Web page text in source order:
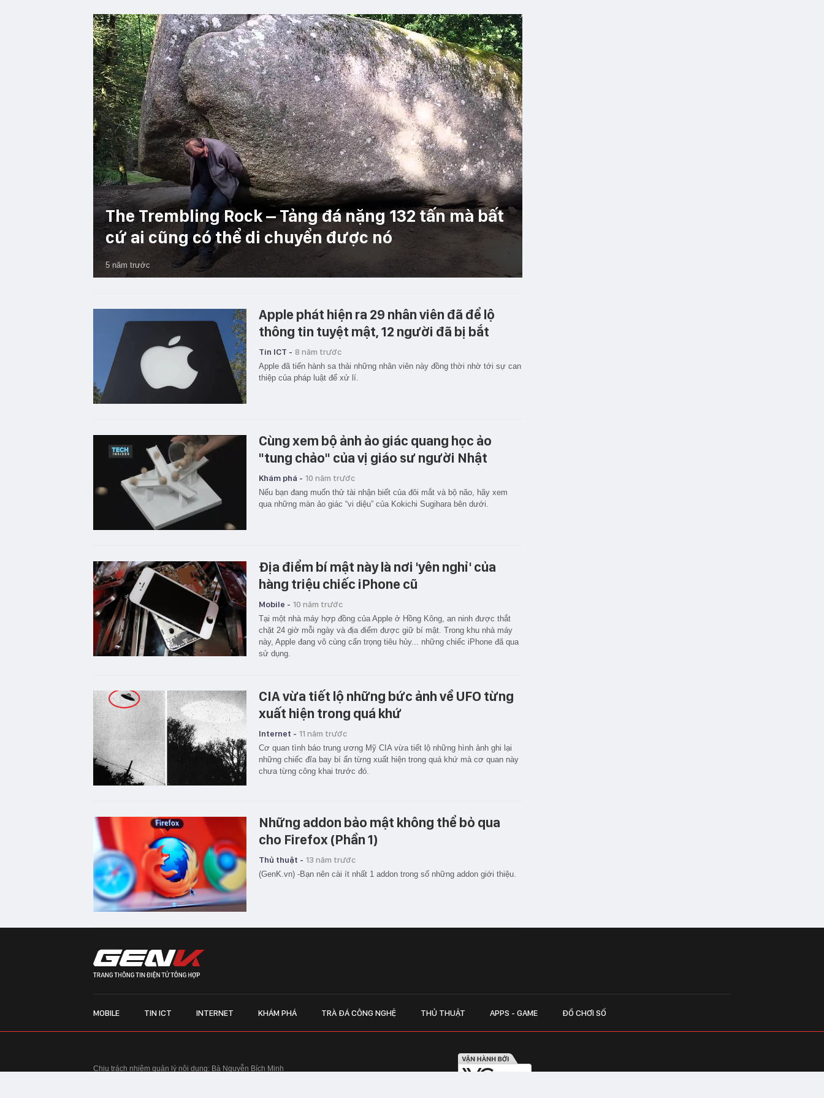
The Trembling Rock – Tảng đá nặng 132 tấn mà bất
cứ ai cũng có thể di chuyển được nó
5 năm trước
Apple phát hiện ra 29 nhân viên đã để lộ
thông tin tuyệt mật, 12 người đã bị bắt
Tin ICT - 8 năm trước
Apple đã tiến hành sa thải những nhân viên này đồng thời nhờ tới sự can
thiệp của pháp luật để xử lí.
Cùng xem bộ ảnh ảo giác quang học ảo
"tung chảo" của vị giáo sư người Nhật
Khám phá - 10 năm trước
Nếu bạn đang muốn thử tài nhận biết của đôi mắt và bộ não, hãy xem
qua những màn ảo giác “vi diệu” của Kokichi Sugihara bên dưới.
Địa điểm bí mật này là nơi 'yên nghỉ' của
hàng triệu chiếc iPhone cũ
Mobile - 10 năm trước
Tại một nhà máy hợp đồng của Apple ở Hồng Kông, an ninh được thắt
chặt 24 giờ mỗi ngày và địa điểm được giữ bí mật. Trong khu nhà máy
này, Apple đang vô cùng cẩn trọng tiêu hủy... những chiếc iPhone đã qua
sử dụng.
CIA vừa tiết lộ những bức ảnh về UFO từng
xuất hiện trong quá khứ
Internet - 11 năm trước
Cơ quan tình báo trung ương Mỹ CIA vừa tiết lộ những hình ảnh ghi lại
những chiếc đĩa bay bí ẩn từng xuất hiện trong quá khứ mà cơ quan này
chưa từng công khai trước đó.
Những addon bảo mật không thể bỏ qua
cho Firefox (Phần 1)
Thủ thuật - 13 năm trước
(GenK.vn) -Bạn nên cài ít nhất 1 addon trong số những addon giới thiệu.
MOBILE TIN ICT INTERNET KHÁM PHÁ TRÀ ĐÁ CÔNG NGHỆ THỦ THUẬT APPS - GAME ĐỒ CHƠI SỐ
Chịu trách nhiệm quản lý nội dung: Bà Nguyễn Bích Minh